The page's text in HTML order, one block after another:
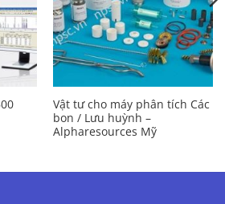
Vật tư cho máy phân tích Các
bon / Lưu huỳnh –
Alpharesources Mỹ